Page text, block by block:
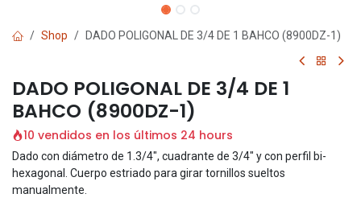
Shop DADO POLIGONAL DE 3/4 DE 1 BAHCO (8900DZ-1)
DADO POLIGONAL DE 3/4 DE 1
BAHCO (8900DZ-1)
10 vendidos en los últimos 24 hours
Dado con diámetro de 1.3/4", cuadrante de 3/4" y con perfil bi-
hexagonal. Cuerpo estriado para girar tornillos sueltos
manualmente.